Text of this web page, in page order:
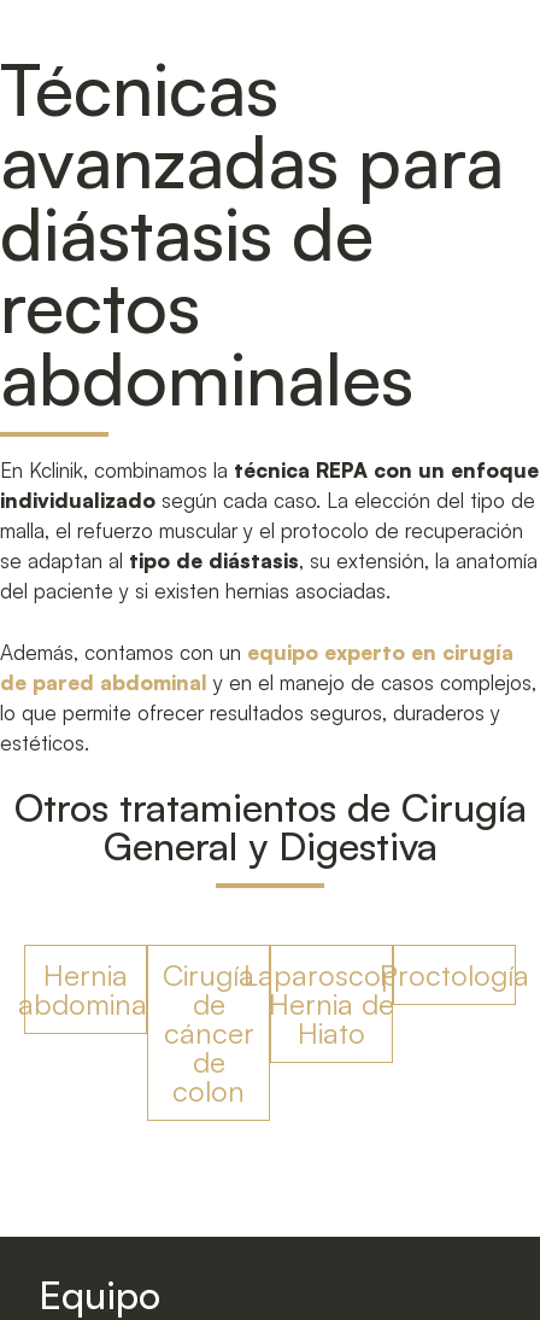
Técnicas
avanzadas para
diástasis de
rectos
abdominales
En Kclinik, combinamos la técnica REPA con un enfoque
individualizado según cada caso. La elección del tipo de
malla, el refuerzo muscular y el protocolo de recuperación
se adaptan al tipo de diástasis, su extensión, la anatomía
del paciente y si existen hernias asociadas.
Además, contamos con un equipo experto en cirugía
de pared abdominal y en el manejo de casos complejos,
lo que permite ofrecer resultados seguros, duraderos y
estéticos.
Otros tratamientos de Cirugía
General y Digestiva
Hernia
abdominal
Cirugía
de
cáncer
de
colon
Laparoscopia
Hernia de
Hiato
Proctología
Equipo